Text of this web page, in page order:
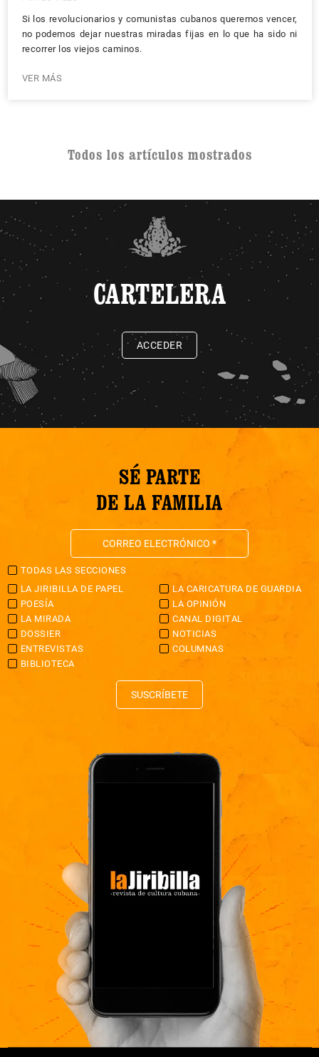
Si los revolucionarios y comunistas cubanos queremos vencer,
no podemos dejar nuestras miradas fijas en lo que ha sido ni
recorrer los viejos caminos.
VER MÁS
Todos los artículos mostrados
CARTELERA
ACCEDER
SÉ PARTE
DE LA FAMILIA
TODAS LAS SECCIONES
LA JIRIBILLA DE PAPEL
LA CARICATURA DE GUARDIA
POESÍA
LA OPINIÓN
LA MIRADA
CANAL DIGITAL
DOSSIER
NOTICIAS
ENTREVISTAS
COLUMNAS
BIBLIOTECA
SUSCRÍBETE